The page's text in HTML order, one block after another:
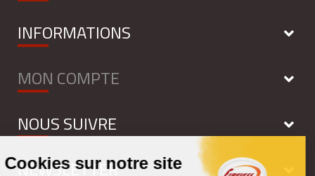
INFORMATIONS
MON COMPTE
NOUS SUIVRE
NEWSLETTER